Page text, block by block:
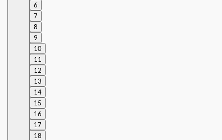
6
7
8
9
10
11
12
13
14
15
16
17
18